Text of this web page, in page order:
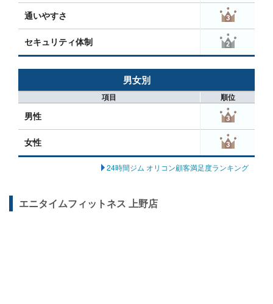
通いやすさ
セキュリティ体制
男女別
項目 順位
男性
女性
24時間ジム オリコン顧客満足度ランキング
エニタイムフィットネス 上野店